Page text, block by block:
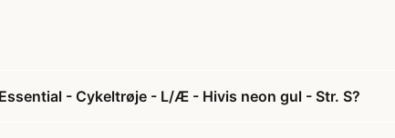
- Cykeltrøje - L/Æ - Hivis neon gul - Str. S?